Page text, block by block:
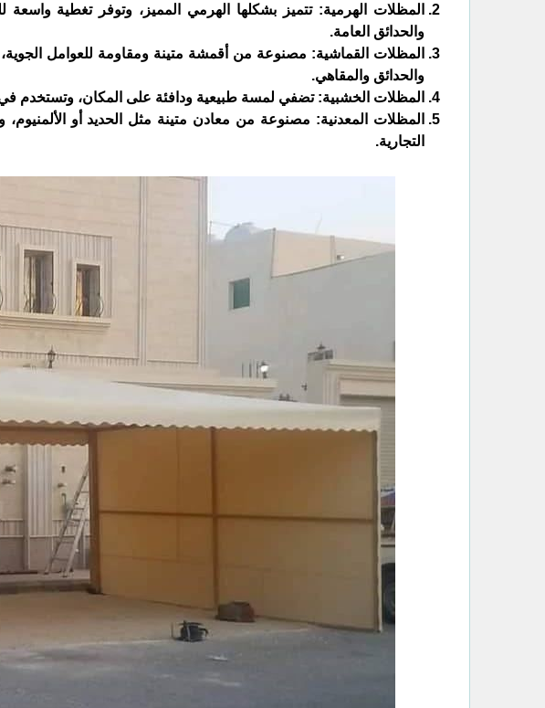
المظلات الهرمية: تتميز بشكلها الهرمي المميز، وتوفر تغطية
والحدائق العامة.
المظلات القماشية: مصنوعة من أقمشة متينة ومقاومة للعوامل
والحدائق والمقاهي.
المظلات الخشبية: تضفي لمسة طبيعية ودافئة على المكان، وتستخدم في
المظلات المعدنية: مصنوعة من معادن متينة مثل الحديد أو
التجارية.